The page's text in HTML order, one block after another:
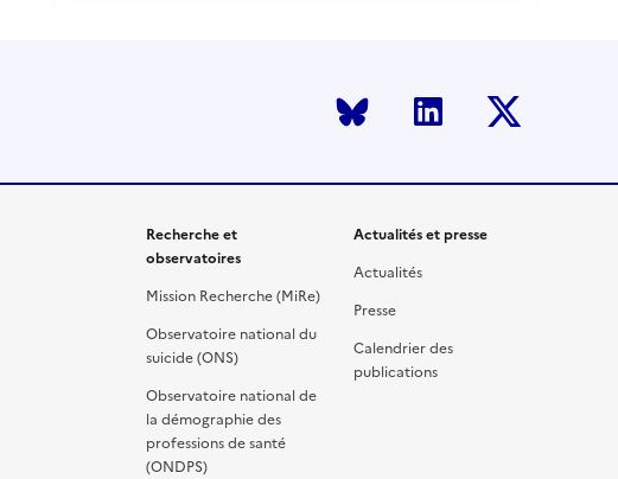
Bluesky LinkedIn
Recherche et
observatoires
Mission Recherche (MiRe)
Observatoire national du
suicide (ONS)
Observatoire national de
la démographie des
professions de santé
(ONDPS)
Actualités et presse
Actualités
Presse
Calendrier des
publications